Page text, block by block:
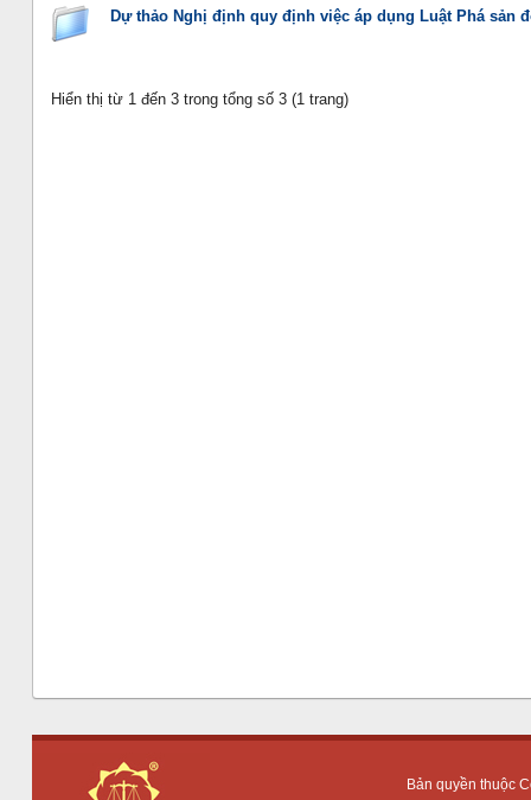
Dự thảo Nghị định quy định việc áp dụng Luật Phá sản
Hiển thị từ 1 đến 3 trong tổng số 3 (1 trang)
Bản quyền thuộc